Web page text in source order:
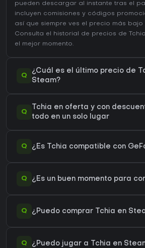
pueden descargar al instante tras el
incluyen comisiones y códigos
así que siempre ves el precio más bajo
Consulta el
historial de precios de Tchia
el mejor momento.
Q
¿Cuál es el último precio de
Steam?
Q
Tchia en oferta y con
todo en un solo lugar
Q ¿Es Tchia compatible con
Q ¿Es un buen momento para
Q ¿Puedo comprar Tchia en
Q ¿Puedo jugar a Tchia en